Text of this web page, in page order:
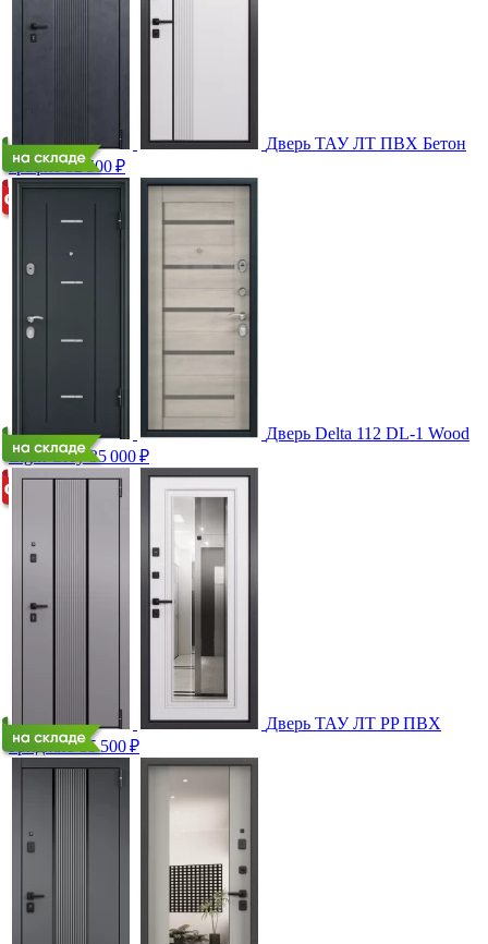
Дверь ТАУ ЛТ ПВХ Бетон
графит 32 500₽
Дверь Delta 112 DL-1 Wood
Light Grey 35 000₽
Дверь ТАУ ЛТ PP ПВХ
Гриджио 35 500₽